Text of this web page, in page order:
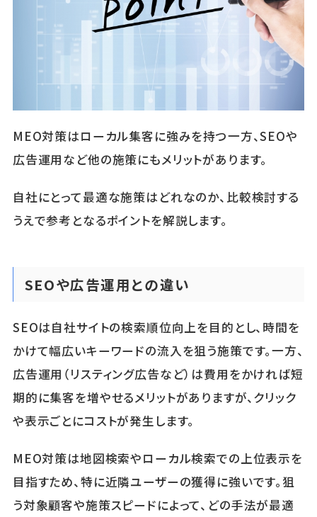
MEO対策はローカル集客に強みを持つ一方、SEOや
広告運用など他の施策にもメリットがあります。
自社にとって最適な施策はどれなのか、比較検討する
うえで参考となるポイントを解説します。
SEOや広告運用との違い
SEOは自社サイトの検索順位向上を目的とし、時間を
かけて幅広いキーワードの流入を狙う施策です。一方、
広告運用（リスティング広告など）は費用をかければ短
期的に集客を増やせるメリットがありますが、クリック
や表示ごとにコストが発生します。
MEO対策は地図検索やローカル検索での上位表示を
目指すため、特に近隣ユーザーの獲得に強いです。狙
う対象顧客や施策スピードによって、どの手法が最適